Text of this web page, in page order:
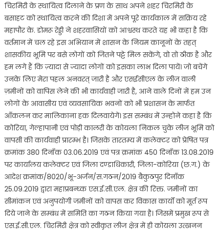
चिरमिरी के स्थायित्व दिलाने के प्रण के साथ अपने शहर चिरमिरी के
बसाहट को स्थायित्व करने की दिशा में अपने पूरे कार्यकाल में सक्रिय रहे
महापौर के. डोमरू रेड्डी ने शहरवासियों को आश्वस्थ करते यह भी कहा है कि
वर्तमान में चल रहे इस अभियान में शासन के नियम कानूनों के तहत्
शासकीय भूमि पर बसे लोगों को जितने पट्टे मिल सकेंगे, वो तो ठीक है और
हम लगे हैं कि ज़्यादा से ज्यादा लोगों को इसका लाभ दिला पायें। जो बचेंगे
उनके लिए मेरा पहल अनवरत् जारी है और एसईसीएल के लीज वाली
ज़मीनों को वापिस लेने की भी कार्यवाही जारी है, आने वाले दिनों में हम उन
लोगों के आवासीय एवं व्यवसायिक भवनों को भी प्रशासन के मार्फत
आँकलन कर मालिकाना हक दिलवायेगें। इस सम्बंध में उन्होने कहा है कि
कोरिया, गेल्हापानी एवं पोड़ी कालरी के कोयला निकल चुके लीज भूमि को
वापसी की कार्यवाही प्रारम्भ है। जिसके तारतम्य में कलेक्टर को प्रेषित पत्र
क्रमांक 380 दिनॉंक 03.06.2019 एवं पत्र क्रमांक 450 दिनॉंक 13.08.2019
पर कार्यालय कलेक्टर एवं जिला दण्डाधिकारी, जिला-कोरिया (छ.ग.) के
आदेश क्रमांक/8020/भू-अर्जन/स.गठन/2019 बैकुठपुर दिनाँक
25.09.2019 द्वारा महाप्रबन्ध्क एस.ई.सी.एल. क्षेत्र की रिक्त. जमीनों का
सीमांकन एवं अनुपयोगी जमीनों को वापस कर विकास कार्यों को मूर्त रूप
दिये जाने के सम्बंध में समिति का गठन किया गया है। जिसमें प्रमुख रूप से
एस.ई.सी.एल. चिरमिरी क्षेत्र को स्वीकृत लीज क्षेत्र में ही कोयला उत्खनन